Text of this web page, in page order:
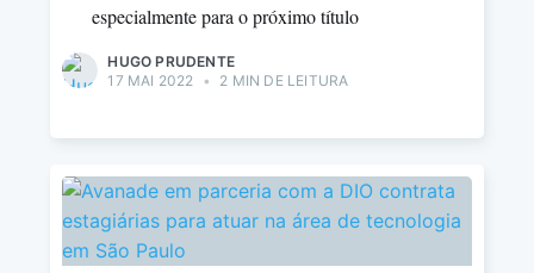
especialmente para o próximo título
HUGO PRUDENTE
17 MAI 2022
• 2 MIN DE LEITURA